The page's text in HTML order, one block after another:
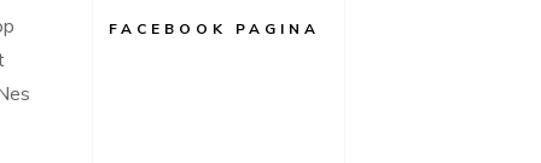
FACEBOOK PAGINA